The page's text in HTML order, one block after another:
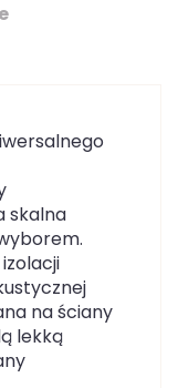
skalna
na ściany
lekką